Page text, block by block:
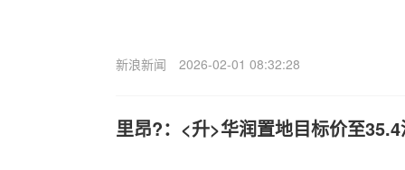
新浪新闻 2026-02-01 08:32:28
里昂?：<升>华润置地目标价至